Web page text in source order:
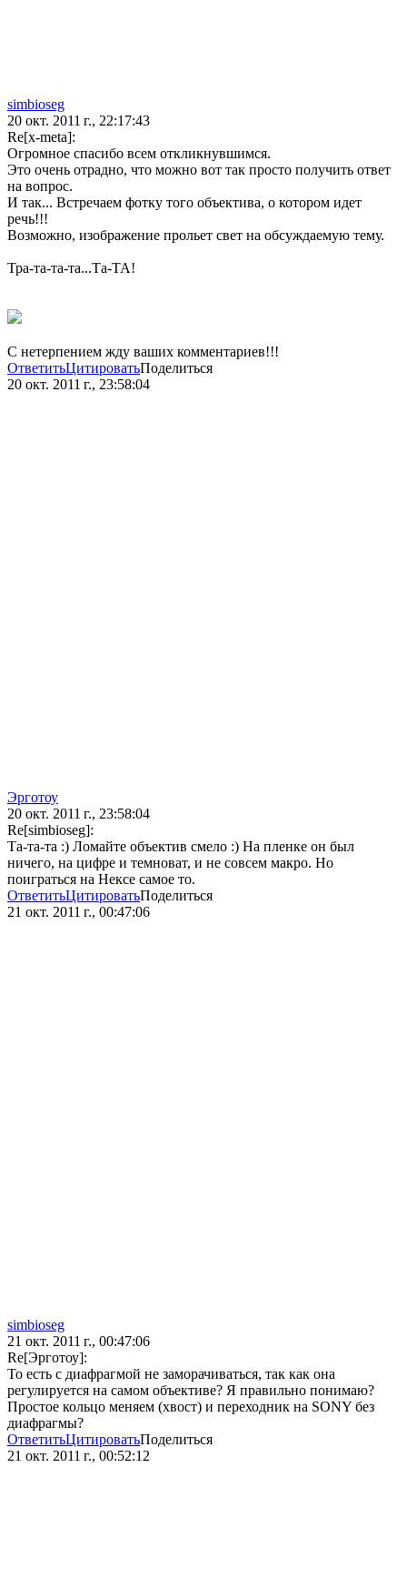
simbioseg
20 окт. 2011 г., 22:17:43
Re[x-meta]:
Огромное спасибо всем откликнувшимся.
Это очень отрадно, что можно вот так просто получить ответ
на вопрос.
И так... Встречаем фотку того объектива, о котором идет
речь!!!
Возможно, изображение прольет свет на обсуждаемую тему.
Тра-та-та-та...Та-ТА!
С нетерпением жду ваших комментариев!!!
ОтветитьЦитироватьПоделиться
20 окт. 2011 г., 23:58:04
Эрготоу
20 окт. 2011 г., 23:58:04
Re[simbioseg]:
Та-та-та :) Ломайте объектив смело :) На пленке он был
ничего, на цифре и темноват, и не совсем макро. Но
поиграться на Нексе самое то.
ОтветитьЦитироватьПоделиться
21 окт. 2011 г., 00:47:06
simbioseg
21 окт. 2011 г., 00:47:06
Re[Эрготоу]:
То есть с диафрагмой не заморачиваться, так как она
регулируется на самом объективе? Я правильно понимаю?
Простое кольцо меняем (хвост) и переходник на SONY без
диафрагмы?
ОтветитьЦитироватьПоделиться
21 окт. 2011 г., 00:52:12